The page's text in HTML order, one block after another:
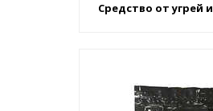
Средство от угрей